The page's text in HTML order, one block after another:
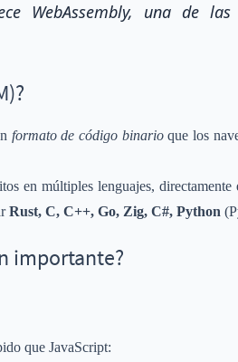
WebAssembly, una de
formato de código binarioque los
en múltiples lenguajes,
Rust, C, C++, Go, Zig, C#, Python
importante?
que JavaScript: